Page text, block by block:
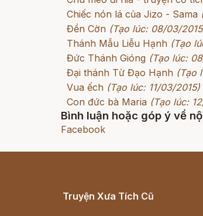
Chiếc nón lá của Jizo - Sama
Đền Cờn (Tạo lúc: 08/03/
Thánh Mẫu Liễu Hạnh (Tạo
Đức Thánh Gióng (Tạo lúc:
Đại thánh Từ Đạo Hạnh (Tạo
Vua ếch (Tạo lúc: 11/03/2015)
Con đức bà Maria (Tạo lúc:
Bình luận hoặc góp ý về
Facebook
Truyện Xưa Tích Cũ